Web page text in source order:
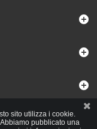
sito utilizza i cookie.
pubblicato una